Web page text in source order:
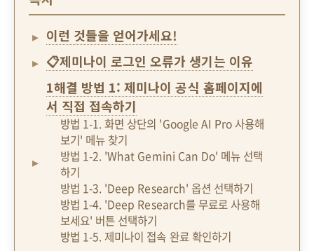
이런 것들을 얻어가세요!
📋제미나이 로그인 오류가 생기는 이유
1해결 방법 1: 제미나이 공식 홈페이지에
서 직접 접속하기
방법 1-1. 화면 상단의 'Google AI Pro 사용해
보기' 메뉴 찾기
방법 1-2. 'What Gemini Can Do' 메뉴 선택
하기
방법 1-3. 'Deep Research' 옵션 선택하기
방법 1-4. 'Deep Research를 무료로 사용해
보세요' 버튼 선택하기
방법 1-5. 제미나이 접속 완료 확인하기